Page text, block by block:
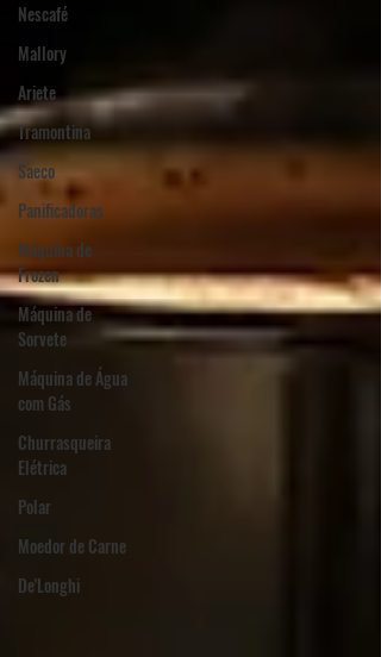
Nescafé
Mallory
Ariete
Tramontina
Saeco
Panificadoras
Máquina de
Frozen
Máquina de
Sorvete
Máquina de Água
com Gás
Churrasqueira
Elétrica
Polar
Moedor de Carne
De'Longhi